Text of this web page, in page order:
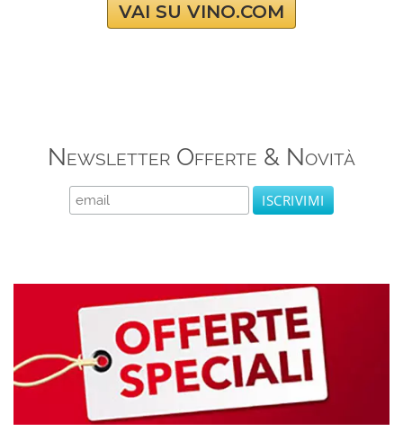
VAI SU VINO.COM
Newsletter Offerte & Novità